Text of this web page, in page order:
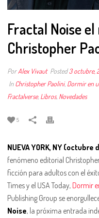
Fractal Noise
Christopher
PorAlex Vivaut Posted3 octubre,
In Christopher Paolini, Dormir en
Fractalverse, Libros, Novedades
5
NUEVA YORK, NY (octubre
fenómeno editorial
ficción para adultos con el
Times y el USA Today, Dormir
Publishing Group se
Noise, la próxima entrada